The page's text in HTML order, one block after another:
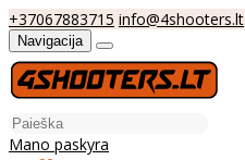
+37067883715 info@4shooters.lt
Navigacija
Mano paskyra